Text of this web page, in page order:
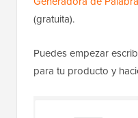
(gratuita).
Puedes empezar
para tu producto y